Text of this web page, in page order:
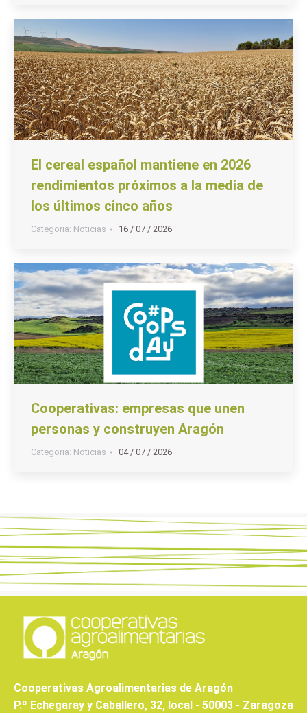
El cereal español mantiene en 2026
rendimientos próximos a la media de
los últimos cinco años
Categoria: Noticias 16 / 07 / 2026
Cooperativas: empresas que unen
personas y construyen Aragón
Categoria: Noticias 04 / 07 / 2026
Cooperativas Agroalimentarias de Aragón
P.º Echegaray y Caballero, 32, local - 50003 - Zaragoza